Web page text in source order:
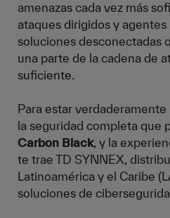
amenazas cada vez más
ataques dirigidos y
soluciones desconectadas
una parte de la cadena de
suficiente.
Para estar
la seguridad completa que
Carbon Black, y la
te trae TD SYNNEX,
Latinoamérica y el Caribe
soluciones de